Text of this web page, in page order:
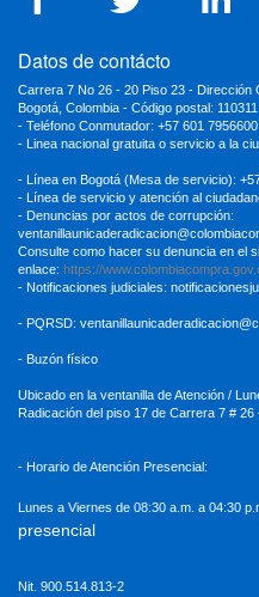
Datos de contácto
Carrera 7 No 26 - 20 Piso 23 - Dirección
Bogotá, Colombia - Código postal: 110311
- Teléfono Conmutador: +57 601 7956600
- Linea nacional gratuita o servicio a la
- Línea en Bogotá (Mesa de servicio):
- Línea de servicio y atención al
- Denuncias por actos de corrupción:
ventanillaunicaderadicacion
Consulte como hacer su denuncia en el
enlace: https://
- Notificaciones judiciales:
- PQRSD:
- Buzón físico
Ubicado en la ventanilla de Atención /
Radicación del piso 17 de Carrera 7 # 26
- Horario de Atención Presencial:
Lunes a Viernes de 08:30 a.m. a 04:30
presencial
Nit. 900.514.813-2